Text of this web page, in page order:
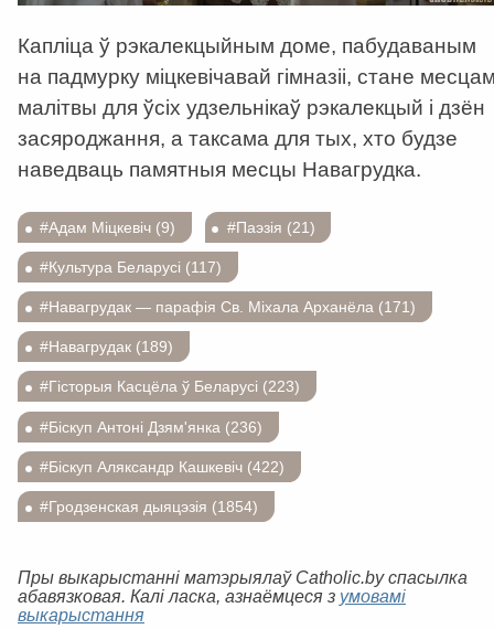
Капліца ў рэкалекцыйным доме, пабудаваным
на падмурку міцкевічавай гімназіі, стане
малітвы для ўсіх удзельнікаў рэкалекцый і дзён
засяроджання, а таксама для тых, хто будзе
наведваць памятныя месцы Навагрудка.
#Адам Міцкевіч (9) #Паэзія (21)
#Культура Беларусі (117)
#Навагрудак — парафія Св. Міхала Арханёла (171)
#Навагрудак (189)
#Гісторыя Касцёла ў Беларусі (223)
#Біскуп Антоні Дзям'янка (236)
#Біскуп Аляксандр Кашкевіч (422)
#Гродзенская дыяцэзія (1854)
Пры выкарыстанні матэрыялаў Catholic.by спасылка
абавязковая. Калі ласка, азнаёмцеся з умовамі
выкарыстання